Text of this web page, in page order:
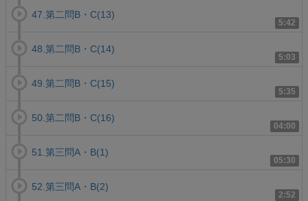
5:42
47.第二問B・C(13)
5:03
48.第二問B・C(14)
5:35
49.第二問B・C(15)
04:00
50.第二問B・C(16)
05:30
51.第三問A・B(1)
2:52
52.第三問A・B(2)